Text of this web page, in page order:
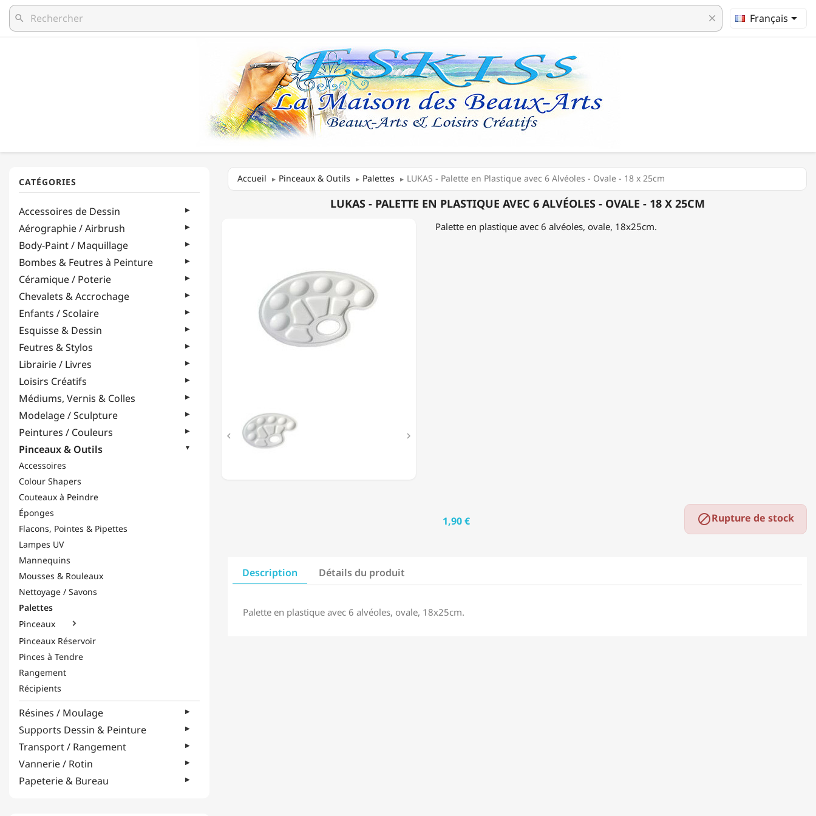
search clear Français
Accessoires de Dessin
Aérographie / Airbrush
Body-Paint / Maquillage
Bombes & Feutres à Peinture
Céramique / Poterie
Chevalets & Accrochage
Enfants / Scolaire
Esquisse & Dessin
Feutres & Stylos
Librairie / Livres
Loisirs Créatifs
Médiums, Vernis & Colles
Modelage / Sculpture
Peintures / Couleurs
Pinceaux & Outils
Accessoires
Colour Shapers
Couteaux à Peindre
Éponges
Flacons, Pointes & Pipettes
Lampes UV
Mannequins
Mousses & Rouleaux
Nettoyage / Savons
Palettes
Pinceaux

Pinceaux Réservoir
Pinces à Tendre
Rangement
Récipients
Résines / Moulage
Supports Dessin & Peinture
Transport / Rangement
Vannerie / Rotin
Papeterie & Bureau
Accueil Pinceaux & Outils Palettes LUKAS - Palette en Plastique avec 6 Alvéoles - Ovale - 18 x 25cm
ALVÉOLES
OVALE
LUKAS - PALETTE EN PLASTIQUE AVEC 6 ALVÉOLES - OVALE - 18 X 25CM
 
Palette en plastique avec 6 alvéoles, ovale, 18x25cm.
1,90 € Rupture de stock
Description Détails du produit
Palette en plastique avec 6 alvéoles, ovale, 18x25cm.